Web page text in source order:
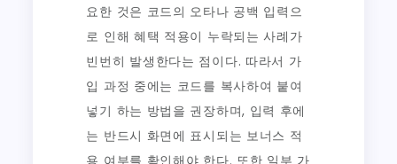
요한 것은 코드의 오타나 공백 입력으
로 인해 혜택 적용이 누락되는 사례가
빈번히 발생한다는 점이다. 따라서 가
입 과정 중에는 코드를 복사하여 붙여
넣기 하는 방법을 권장하며, 입력 후에
는 반드시 화면에 표시되는 보너스 적
용 여부를 확인해야 한다. 또한 일부 가